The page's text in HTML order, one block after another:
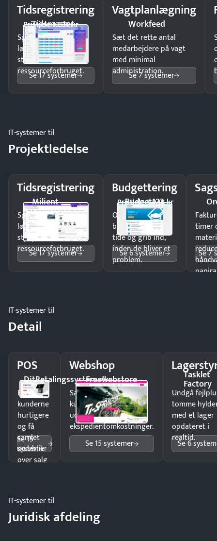
Tidsregistrering
Tidsmester
Pristjek: 1.200 kr
Spar tid på
lønberegning og få
styr på
ressourceforbruget.
Se 17 systemer
Vagtplanlægning
Workfeed
Sæt det rette antal
medarbejdere på vagt
med minimal
administration.
Se 7 systemer
IT-systemer til
Projektledelse
Tidsregistrering
Milient
Spar tid på
lønberegning og få
styr på
ressourceforbruget.
Se 17 systemer
Budgettering
Budget123
Pristjek: 3.948 kr
Opdag
budgetafvigelser i
tide og grib ind,
inden de bliver et
problem.
Se 6 systemer
timer
Se 7
IT-systemer til
Detail
POS
DitBetalingssystem.dk
Ekspedér
kunderne
hurtigere
og få
samlet
overblik
over salg
Se 15
systemer
Webshop
Freewebstore
Sælg produkter 24/7 til
kunder i hele landet
uden
ekspedientomkostninger.
Se 15 systemer
Tasklet
Factory
Undgå
tomme
med et lager
opdateret i
realtid.
Se 6
IT-systemer til
Juridisk afdeling